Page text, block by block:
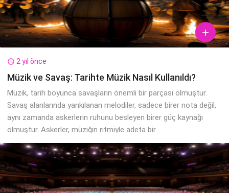

 2 yıl önce
Müzik ve Savaş: Tarihte Müzik Nasıl Kullanıldı?
Müzik, tarih boyunca savaşların önemli bir parçası olmuştur.
Savaş alanlarında yankılanan melodiler, sadece birer nota değil,
aynı zamanda askerlerin ruhunu besleyen birer güç kaynağı
olmuştur. Askerler, müziğin ritmiyle adeta bir...